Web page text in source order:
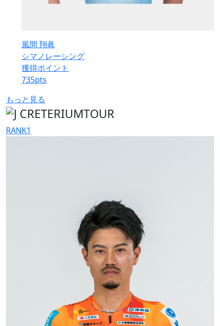
風間 翔眞
シマノレーシング
獲得ポイント
735pts
もっと見る
RANK1